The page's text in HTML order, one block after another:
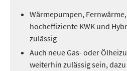
Wärmepumpen,
hocheffiziente KWK und
zulässig
Auch neue Gas- oder
weiterhin zulässig sein,